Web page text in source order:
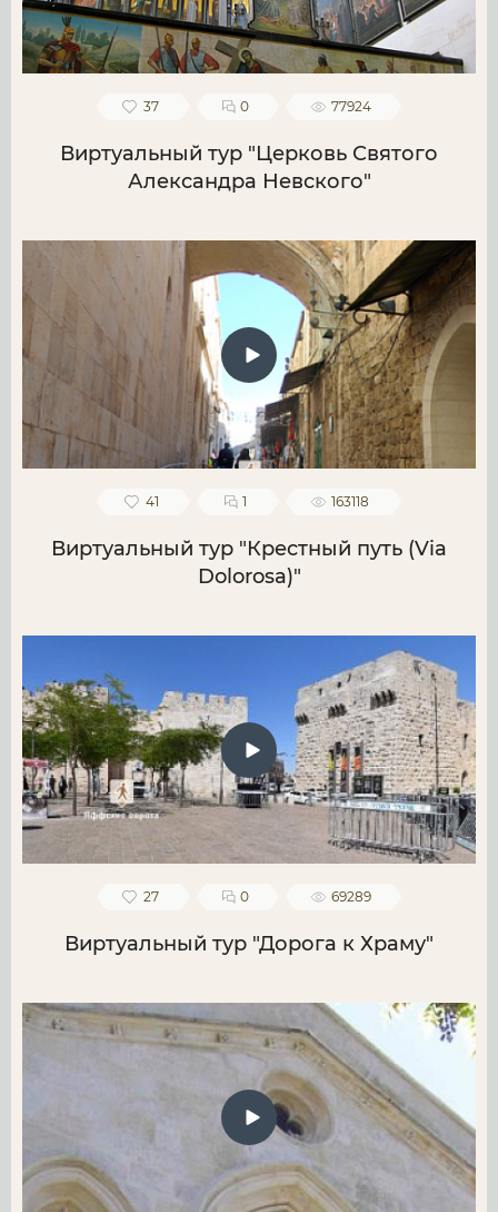
37 0 77924
Виртуальный тур "Церковь Святого
Александра Невского"
41 1 163118
Виртуальный тур "Крестный путь (Via
Dolorosa)"
27 0 69289
Виртуальный тур "Дорога к Храму"